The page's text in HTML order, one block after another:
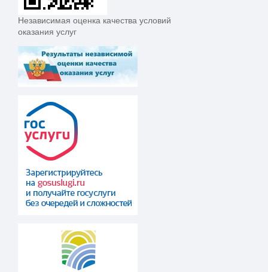
Независимая оценка качества условий
оказания услуг